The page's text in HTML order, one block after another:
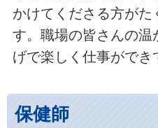
かけてくださる方がた
す。職場の皆さんの
げで楽しく仕事ができ
保健師